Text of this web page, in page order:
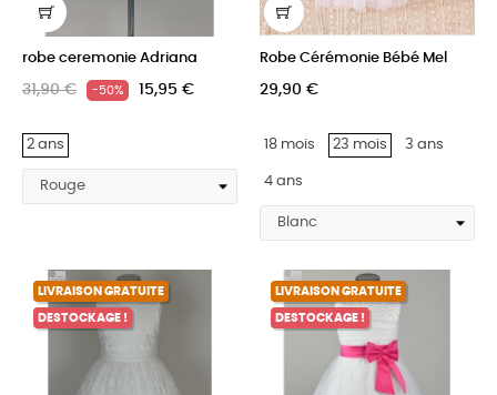
robe ceremonie Adriana
31,90 € -50% 15,95 €
2 ans
Robe Cérémonie Bébé Mel
29,90 €
18 mois 23 mois 3 ans
4 ans
LIVRAISON GRATUITE
DESTOCKAGE !
LIVRAISON GRATUITE
DESTOCKAGE !